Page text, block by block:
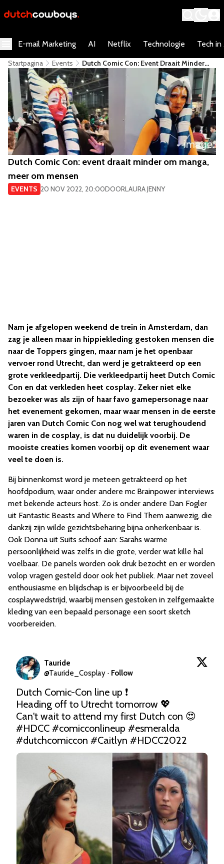
E-mail Marketing AI Netflix Technologie Tech in
Startpagina Events
​Dutch Comic Con: Event Draait Minder
Om Manga, Meer Om Mensen
​Dutch Comic Con: event draait minder om manga,
meer om mensen
EVENTS 20 NOV 2022, 20:00DOORLAURA JENNY
Nam je afgelopen weekend de trein in Amsterdam, dan
zag je alleen maar in hippiekleding gestoken mensen die
naar de Toppers gingen, maar nam je het openbaar
vervoer rond Utrecht, dan werd je getrakteerd op een
grote verkleedpartij. Die verkleedpartij heet Dutch Comic
Con en dat verkleden heet cosplay. Zeker niet elke
bezoeker was als zijn of haar favo gamepersonage naar
het evenement gekomen, maar waar mensen in de eerste
jaren van Dutch Comic Con nog wel wat terughoudend
waren in de cosplay, is dat nu duidelijk voorbij. De
mooiste creaties komen voorbij op dit evenement waar
veel te doen is.
Bij binnenkomst word je meteen getrakteerd op het
hoofdpodium, waar onder andere mc Brainpower interviews
met bekende acteurs host. Zo is onder andere Dan Fogler
uit Fantastic Beasts and Where to Find Them aanwezig, die
dankzij zijn wilde gezichtsbeharing bijna onherkenbaar is.
Ook Donna uit Suits schoof aan: Sarahs warme
persoonlijkheid was zelfs in die grote, verder wat kille hal
voelbaar. De panels worden ook druk bezocht en er worden
volop vragen gesteld door ook het publiek. Maar net zoveel
enthousiasme en blijdschap is er bijvoorbeeld bij de
cosplaywedstrijd, waarbij mensen gestoken in zelfgemaakte
kleding van een bepaald personage een soort sketch
voorbereiden.
Tauride
@Tauride_Cosplay · Follow
Dutch Comic-Con line up ❗️
Heading off to Utrecht tomorrow 💖
#HDCC #comicconlineup #esmeralda
#dutchcomiccon #Caitlyn #HDCC2022